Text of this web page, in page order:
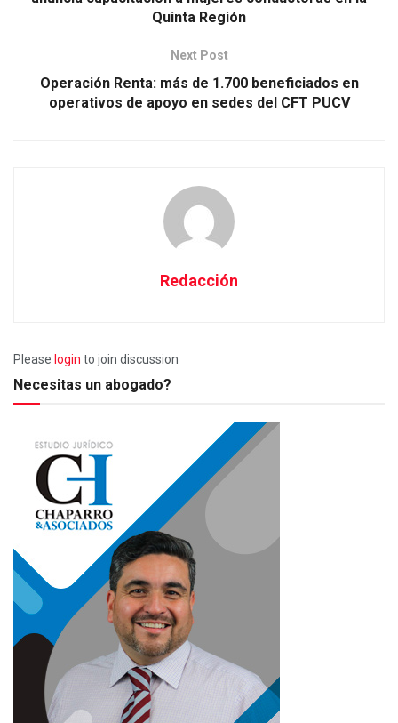
Quinta Región
Next Post
Operación Renta: más de 1.700 beneficiados en
operativos de apoyo en sedes del CFT PUCV
Redacción
Please login to join discussion
Necesitas un abogado?